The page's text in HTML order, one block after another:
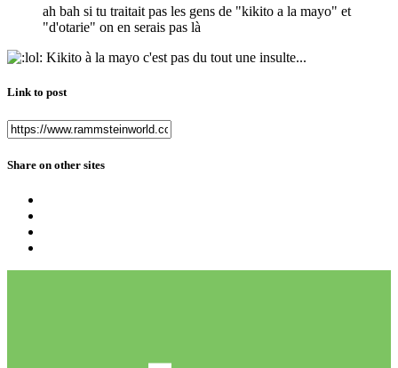
ah bah si tu traitait pas les gens de "kikito a la mayo" et
"d'otarie" on en serais pas là
Kikito à la mayo c'est pas du tout une insulte...
Link to post
Share on other sites